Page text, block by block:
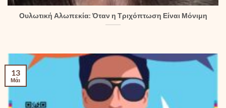
Ουλωτική Αλωπεκία: Όταν η Τριχόπτωση Είναι Μόνιμη
13
Μάι